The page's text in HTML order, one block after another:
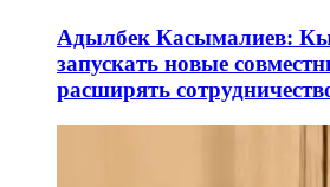
Адылбек Касымалиев:
запускать новые
расширять